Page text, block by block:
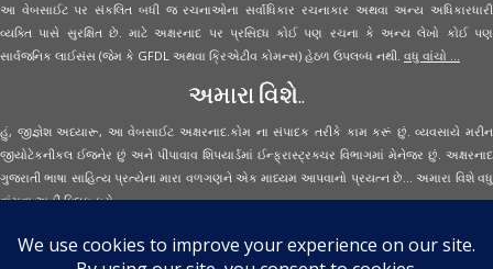
આ વેબસાઈટ પર સંકલિત બધી જ રચનાઓના સર્વાધિકાર રચનાકાર અથવા અન્ય અધિકારધારી
વ્યક્તિ પાસે સુરક્ષિત છે. માટે અક્ષરનાદ પર પ્રસિધ્ધ કોઈ પણ રચના કે અન્ય લેખો કોઈ પણ
સાર્વજનિક લાઈસંસ (જેમ કે GFDL અથવા ક્રિએટીવ કોમન્સ) હેઠળ ઉપલબ્ધ નથી. વધુ વાંચો ...
અમારા વિશે..
હું, જીજ્ઞેશ અધ્યારૂ, આ વેબસાઈટ અક્ષરનાદ.કોમ ના સંપાદક તરીકે કામ કરૂં છું. વ્યવસાયે મરીન
જીયોટેકનીકલ ઈજનેર છું અને પીપાવાવ શિપયાર્ડમાં ઈન્ફ્રાસ્ટ્રક્ચર વિભાગમાં મેનેજર છું. અક્ષરનાદ
ગુજરાતી ભાષા સાહિત્ય પ્રત્યેના મારા વળગણને એક માધ્યમ આપવાનો પ્રયત્ન છે... અમારા વિશે વધુ
વાંચવાઅહીં ક્લિક કરો...
Secured Site Assurance